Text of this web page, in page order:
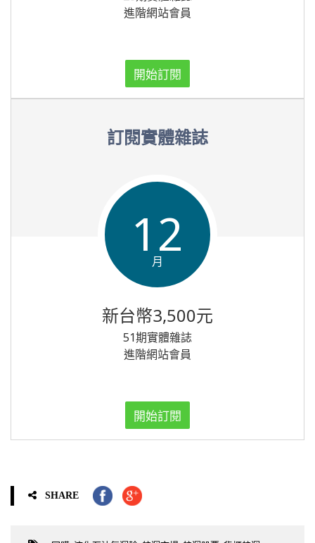
進階網站會員
開始訂閱
訂閱實體雜誌
12
月
新台幣3,500元
51期實體雜誌
進階網站會員
開始訂閱
SHARE